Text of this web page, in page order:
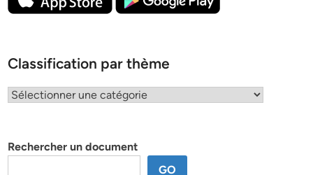
Classification par thème
Classification
Rechercher un document
GO